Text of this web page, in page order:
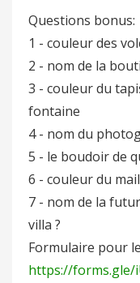
Questions bonus:
1 - couleur des
2 - nom de la
3 - couleur du
fontaine
4 - nom du
5 - le boudoir de
6 - couleur du
7 - nom de la
villa ?
Formulaire pour
https://forms.gle/